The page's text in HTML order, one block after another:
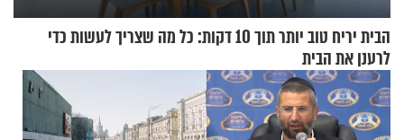
הבית יריח טוב יותר תוך 10 דקות: כל מה שצריך לעשות כדי
לרענן את הבית